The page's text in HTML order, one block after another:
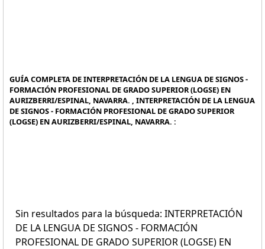
GUÍA COMPLETA DE INTERPRETACIÓN DE LA LENGUA DE SIGNOS -
FORMACIÓN PROFESIONAL DE GRADO SUPERIOR (LOGSE) EN
AURIZBERRI/ESPINAL, NAVARRA. , INTERPRETACIÓN DE LA LENGUA
DE SIGNOS - FORMACIÓN PROFESIONAL DE GRADO SUPERIOR
(LOGSE) EN AURIZBERRI/ESPINAL, NAVARRA. :
Sin resultados para la búsqueda: INTERPRETACIÓN
DE LA LENGUA DE SIGNOS - FORMACIÓN
PROFESIONAL DE GRADO SUPERIOR (LOGSE) EN